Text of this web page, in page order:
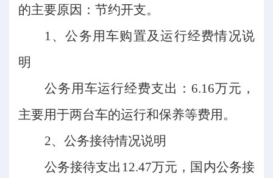
的主要原因：节约开支。
1、公务用车购置及运行经费情况说
明
公务用车运行经费支出： 6.16万元，
主要用于两台车的运行和保养等费用。
2、 公务接待情况说明
公务接待支出 12.47万元，国内公务接